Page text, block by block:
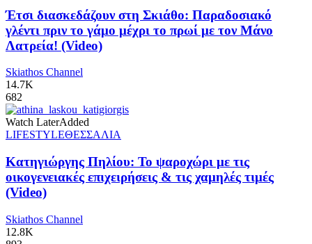
Έτσι διασκεδάζουν στη Σκιάθο: Παραδοσιακό
γλέντι πριν το γάμο μέχρι το πρωί με τον Μάνο
Λατρεία! (Video)
Skiathos Channel
14.7K
682
Watch LaterAdded
LIFESTYLEΘΕΣΣΑΛΙΑ
Κατηγιώργης Πηλίου: Το ψαροχώρι με τις
οικογενειακές επιχειρήσεις & τις χαμηλές τιμές
(Video)
Skiathos Channel
12.8K